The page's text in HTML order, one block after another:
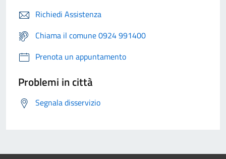
Richiedi Assistenza
Chiama il comune 0924 991400
Prenota un appuntamento
Problemi in città
Segnala disservizio